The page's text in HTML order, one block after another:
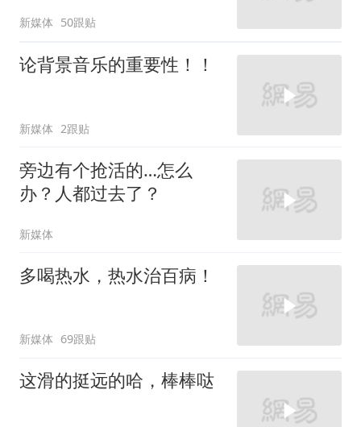
新媒体 50跟贴
论背景音乐的重要性！！
新媒体 2跟贴
旁边有个抢活的…怎么
办？人都过去了？
新媒体
多喝热水，热水治百病！
新媒体 69跟贴
这滑的挺远的哈，棒棒哒